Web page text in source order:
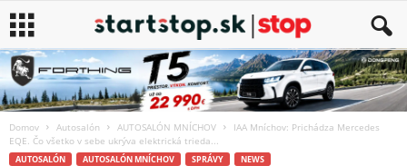
Domov Autosalón AUTOSALÓN MNÍCHOV
IAA Mníchov: Prichádza Mercedes
EQE. Čo všetko v sebe ukrýva elektrická trieda...
AUTOSALÓN AUTOSALÓN MNÍCHOV SPRÁVY NEWS